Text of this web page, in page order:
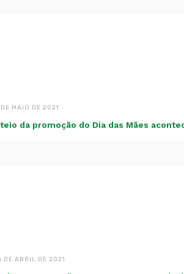
MAIO DE 2021
da promoção do Dia das Mães
DE ABRIL DE 2021